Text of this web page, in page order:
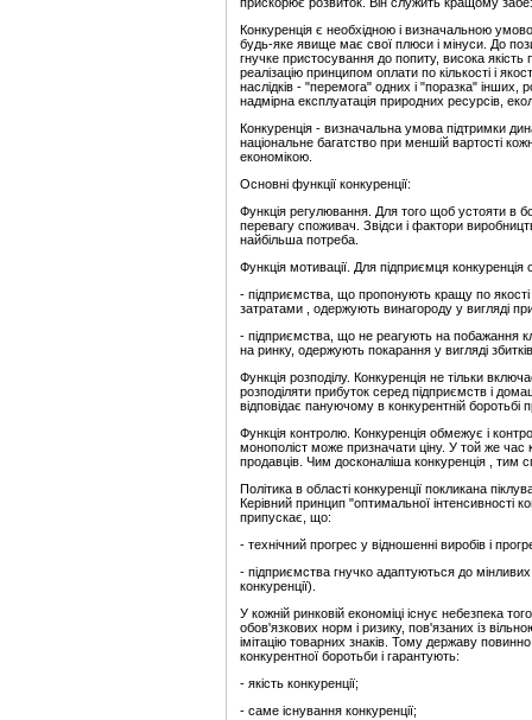
Конкуренція є необхідною і визначальною
будь-яке явище має свої плюси і мінуси. До
гнучке пристосування до попиту, висока якість
реалізацію принципом оплати по кількості і
наслідків - "перемога" одних і "поразка"
надмірна експлуатація природних ресурсів,
Конкуренція - визначальна умова підтримки
національне багатство при меншій вартості
економікою.
Основні функції конкуренції:
Функція регулювання. Для того щоб устояти в
перевагу споживач. Звідси і фактори
найбільша потреба.
Функція мотивації. Для підприємця
- підприємства, що пропонують кращу по
затратами , одержують винагороду у вигляді
- підприємства, що не реагують на побажання
на ринку, одержують покарання у вигляді
Функція розподілу. Конкуренція не тільки
розподіляти прибуток серед підприємств і
відповідає пануючому в конкурентній
Функція контролю. Конкуренція обмежує і
монополіст може призначати ціну. У той же час
продавців. Чим досконаліша конкуренція , тим
Політика в області конкуренції покликана
Керівний принцип "оптимальної інтенсивності
припускає, що:
- технічний прогрес у відношенні виробів і
- підприємства гнучко адаптуються до
конкуренції).
У кожній ринковій економіці існує небезпека
обов'язкових норм і ризику, пов'язаних із
імітацію товарних знаків. Тому державу
конкурентної боротьби і гарантують:
- якість конкуренції;
- саме існування конкуренції;